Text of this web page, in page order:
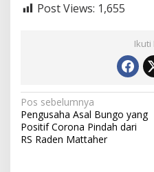
Post Views: 1,655
Ikuti
N
a
v
Pos sebelumnya
Pengusaha Asal Bungo yang
Positif Corona Pindah dari
RS Raden Mattaher